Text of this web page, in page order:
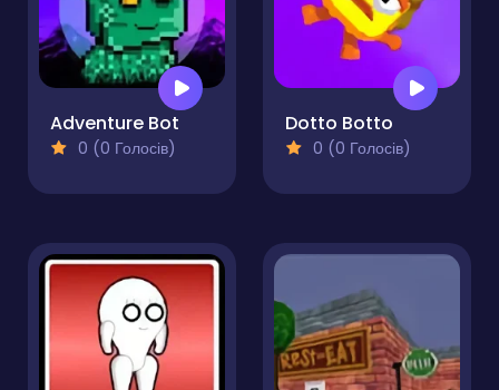
Adventure Bot
0 (0 Голосів)
Dotto Botto
0 (0 Голосів)